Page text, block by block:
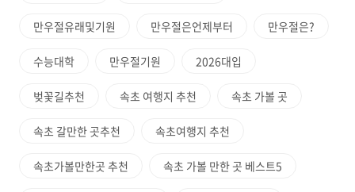
만우절유래및기원 만우절은언제부터 만우절은?
수능대학 만우절기원 2026대입
벚꽃길추천 속초 여행지 추천 속초 가볼 곳
속초 갈만한 곳추천 속초여행지 추천
속초가볼만한곳 추천 속초 가볼 만한 곳 베스트5